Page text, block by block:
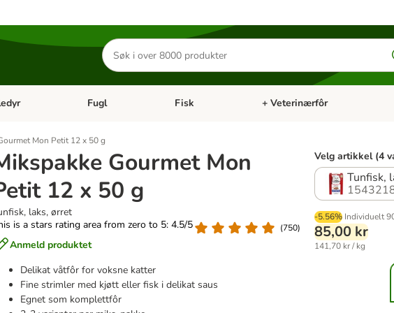
Søk
etter
produkter
Katt Åpne kategorimeny: Små kjæledyr
Fugl Åpne kategorimeny: Fugl
Fisk Åpne kategorimeny: Fisk
+ Veterinærfôr
Mon Petit 12 x 50 g
Gourmet Mon
12 x 50 g
laks, ørret
is a stars rating area from zero to 5: 4.5/5
(750)
Anmeld produktet
Delikat våtfôr for voksne katter
Fine strimler med kjøtt eller fisk i delikat saus
Egnet som komplettfôr
Velg artikkel (4
Tunfisk,
-5.56% Individuelt
85,00 kr
141,70 kr / kg